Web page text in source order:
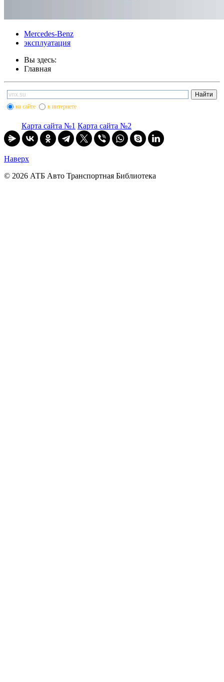
Mercedes-Benz
эксплуатация
Вы здесь:
Главная
на сайте в интернете
Карта сайта №1 Карта сайта №2
Наверх
© 2026 АТБ Авто Транспортная Библиотека